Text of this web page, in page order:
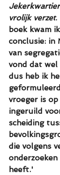
vrolijk verzet.
boek kwam
conclusie: in
van
vond dat wel
dus heb ik
vroeger is
ingeruild
scheiding
die volgens
heeft.'